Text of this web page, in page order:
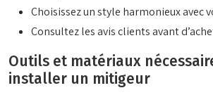
Choisissez un style harmonieux avec
Consultez les avis clients avant
Outils et matériaux
installer un mitigeur